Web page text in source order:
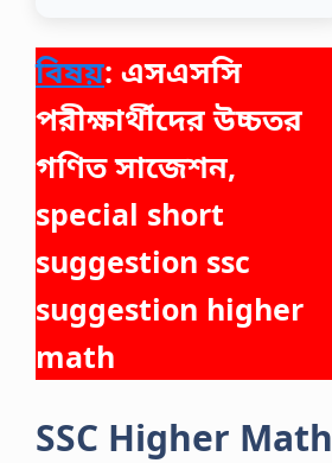
বিষয়: এসএসসি
পরীক্ষার্থীদের উচ্চতর
গণিত সাজেশন,
special short
suggestion ssc
suggestion higher
math
SSC Higher Math